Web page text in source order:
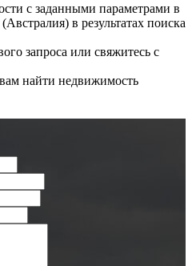
с заданными параметрами в
(Австралия) в результатах поиска
запроса или свяжитесь с
найти недвижимость